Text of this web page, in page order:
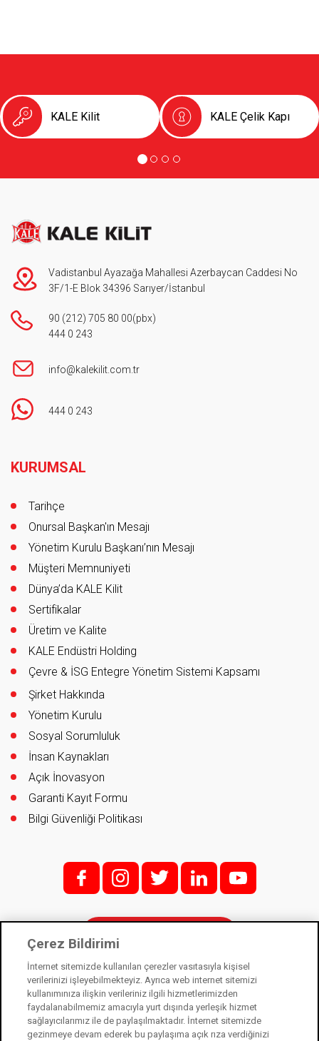
KALE Kilit KALE Çelik Kapı
Vadistanbul Ayazağa Mahallesi Azerbaycan Caddesi No
3F/1-E Blok 34396 Sarıyer/İstanbul
90 (212) 705 80 00(pbx)
444 0 243
info@kalekilit.com.tr
444 0 243
KURUMSAL
Tarihçe
Onursal Başkan'ın Mesajı
Yönetim Kurulu Başkanı’nın Mesajı
Müşteri Memnuniyeti
Dünya’da KALE Kilit
Sertifikalar
Üretim ve Kalite
KALE Endüstri Holding
Çevre & İSG Entegre Yönetim Sistemi Kapsamı
Şirket Hakkında
Yönetim Kurulu
Sosyal Sorumluluk
İnsan Kaynakları
Açık İnovasyon
Garanti Kayıt Formu
Bilgi Güvenliği Politikası
f; i; t l y
Kale Kilit bir Kale Endüstri Holding kuruluşudur. © 2021
Kişisel Verilerin Korunması Kanunu
Çerez Bildirimi
İnternet sitemizde kullanılan çerezler vasıtasıyla kişisel
verilerinizi işleyebilmekteyiz. Ayrıca web internet sitemizi
kullanımınıza ilişkin verileriniz ilgili hizmetlerimizden
faydalanabilmemiz amacıyla yurt dışında yerleşik hizmet
sağlayıcılarımız ile de paylaşılmaktadır. İnternet sitemizde
gezinmeye devam ederek bu paylaşıma açık rıza verdiğinizi